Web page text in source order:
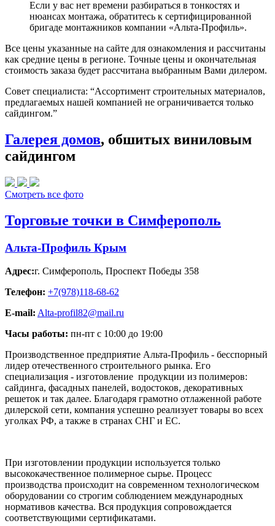
Если у вас нет времени разбираться в тонкостях и
нюансах монтажа, обратитесь к сертифицированной
бригаде монтажников компании «Альта-Профиль».
Все цены указанные на сайте для ознакомления и рассчитаны
как средние цены в регионе. Точные цены и окончательная
стоимость заказа будет рассчитана выбранным Вами дилером.
Совет специалиста: “Ассортимент строительных материалов,
предлагаемых нашей компанией не ограничивается только
сайдингом.”
Галерея домов, обшитых виниловым
сайдингом
Смотреть все фото
Торговые точки в Симферополь
Альта-Профиль Крым
Адрес:г. Симферополь, Проспект Победы 358
Телефон: +7(978)118-68-62
E-mail: Alta-profil82@mail.ru
Часы работы: пн-пт с 10:00 до 19:00
Производственное предприятие Альта-Профиль - бесспорный
лидер отечественного строительного рынка. Его
специализация - изготовление продукции из полимеров:
сайдинга, фасадных панелей, водостоков, декоративных
решеток и так далее. Благодаря грамотно отлаженной работе
дилерской сети, компания успешно реализует товары во всех
уголках РФ, а также в странах СНГ и ЕС.
При изготовлении продукции используется только
высококачественное полимерное сырье. Процесс
производства происходит на современном технологическом
оборудовании со строгим соблюдением международных
нормативов качества. Вся продукция сопровождается
соответствующими сертификатами.